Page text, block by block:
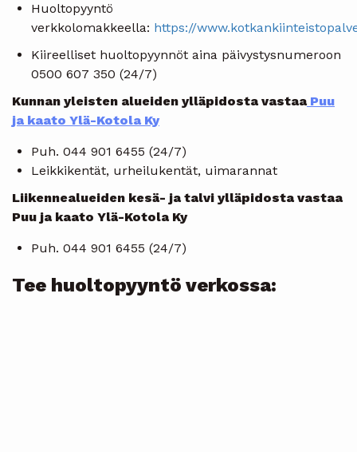
Huoltopyyntö
verkkolomakkeella: https://
Kiireelliset huoltopyynnöt aina päivystysnumeroon
0500 607 350 (24/7)
Kunnan yleisten alueiden ylläpidosta vastaaPuu
ja kaato Ylä-Kotola Ky
Puh. 044 901 6455 (24/7)
Leikkikentät, urheilukentät, uimarannat
Liikennealueiden kesä- ja talvi ylläpidosta vastaa
Puu ja kaato Ylä-Kotola Ky
Puh. 044 901 6455 (24/7)
Tee huoltopyyntö verkossa: